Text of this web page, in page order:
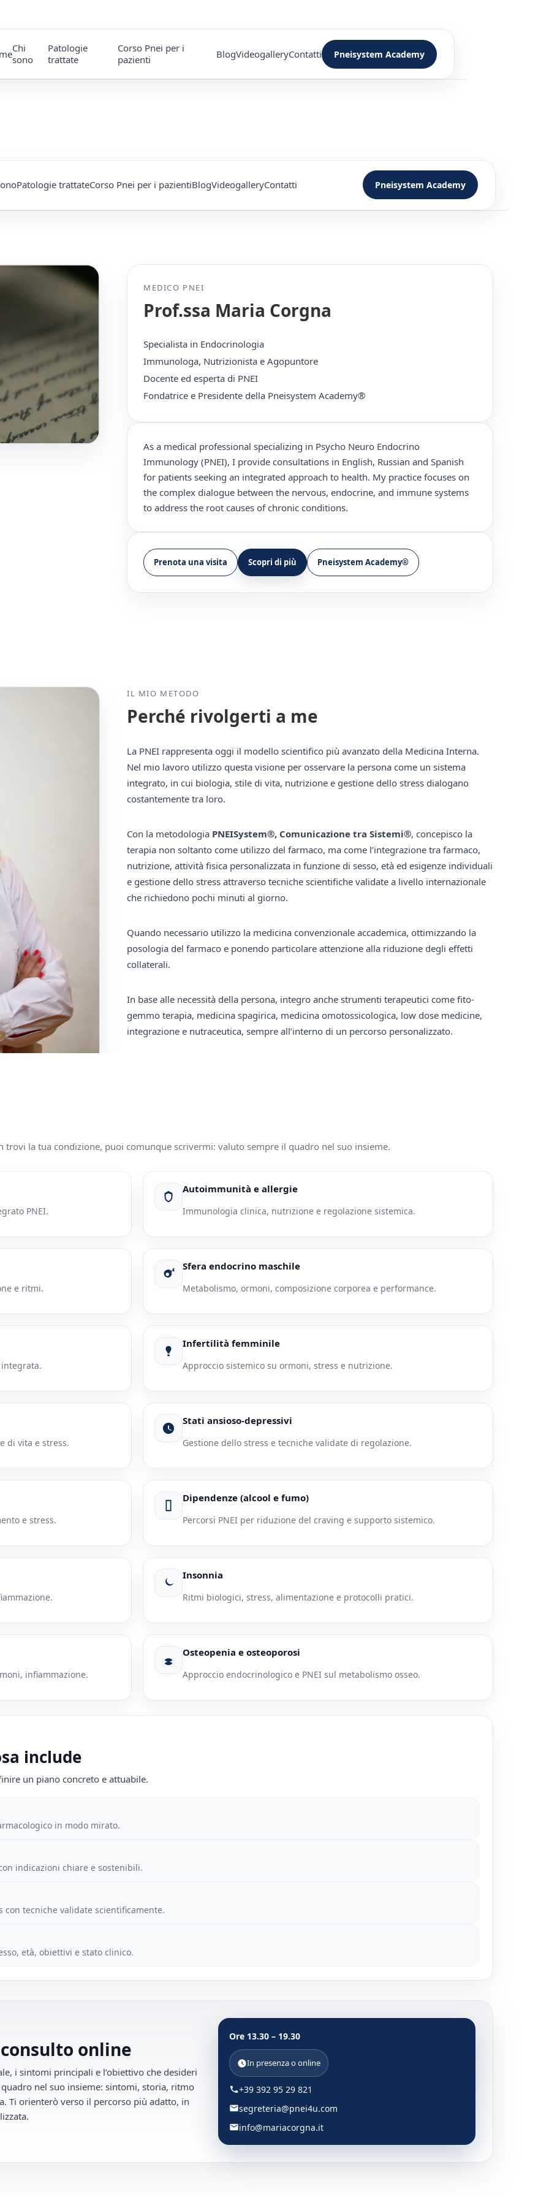
Chi
sono
Patologie
trattate
Corso Pnei per i
pazienti
BlogVideogalleryContatti Pneisystem Academy
Patologie trattateCorso Pnei per i pazientiBlogVideogalleryContatti Pneisystem Academy
MEDICO PNEI
Prof.ssa Maria Corgna
Specialista in Endocrinologia
Immunologa, Nutrizionista e Agopuntore
Docente ed esperta di PNEI
Fondatrice e Presidente della Pneisystem Academy®
As a medical professional specializing in Psycho Neuro Endocrino
Immunology (PNEI), I provide consultations in English, Russian and Spanish
for patients seeking an integrated approach to health. My practice focuses on
the complex dialogue between the nervous, endocrine, and immune systems
to address the root causes of chronic conditions.
Prenota una visita Scopri di più Pneisystem Academy®
IL MIO METODO
Perché rivolgerti a me
La PNEI rappresenta oggi il modello scientifico più avanzato della Medicina Interna.
Nel mio lavoro utilizzo questa visione per osservare la persona come un sistema
integrato, in cui biologia, stile di vita, nutrizione e gestione dello stress dialogano
costantemente tra loro.
Con la metodologia PNEISystem®, Comunicazione tra Sistemi®, concepisco la
terapia non soltanto come utilizzo del farmaco, ma come l’integrazione tra farmaco,
nutrizione, attività fisica personalizzata in funzione di sesso, età ed esigenze individuali
e gestione dello stress attraverso tecniche scientifiche validate a livello internazionale
che richiedono pochi minuti al giorno.
Quando necessario utilizzo la medicina convenzionale accademica, ottimizzando la
posologia del farmaco e ponendo particolare attenzione alla riduzione degli effetti
collaterali.
In base alle necessità della persona, integro anche strumenti terapeutici come fito-
gemmo terapia, medicina spagirica, medicina omotossicologica, low dose medicine,
integrazione e nutraceutica, sempre all’interno di un percorso personalizzato.
trovi la tua condizione, puoi comunque scrivermi: valuto sempre il quadro nel suo insieme.
PNEI.
Autoimmunità e allergie
Immunologia clinica, nutrizione e regolazione sistemica.
e ritmi.
Sfera endocrino maschile
Metabolismo, ormoni, composizione corporea e performance.
Infertilità femminile
Approccio sistemico su ormoni, stress e nutrizione.
di vita e stress.
Stati ansioso-depressivi
Gestione dello stress e tecniche validate di regolazione.
e stress.
Dipendenze (alcool e fumo)
Percorsi PNEI per riduzione del craving e supporto sistemico.
Insonnia
Ritmi biologici, stress, alimentazione e protocolli pratici.
infiammazione.
Osteopenia e osteoporosi
Approccio endocrinologico e PNEI sul metabolismo osseo.
include
un piano concreto e attuabile.
in modo mirato.
indicazioni chiare e sostenibili.
con tecniche validate scientificamente.
età, obiettivi e stato clinico.
online
i sintomi principali e l’obiettivo che desideri
nel suo insieme: sintomi, storia, ritmo
Ti orienterò verso il percorso più adatto, in
Ore 13.30 – 19.30
In presenza o online
+39 392 95 29 821
segreteria@pnei4u.com
info@mariacorgna.it